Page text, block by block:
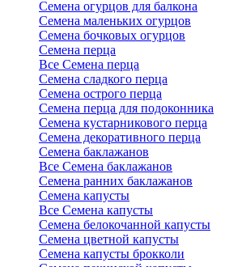
Семена огурцов для балкона
Семена маленьких огурцов
Семена бочковых огурцов
Семена перца
Все Семена перца
Семена сладкого перца
Семена острого перца
Семена перца для подоконника
Семена кустарникового перца
Семена декоративного перца
Семена баклажанов
Все Семена баклажанов
Семена ранних баклажанов
Семена капусты
Все Семена капусты
Семена белокочанной капусты
Семена цветной капусты
Семена капусты брокколи